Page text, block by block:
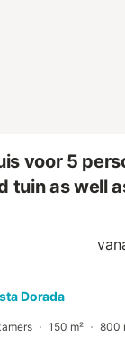
voor 5
tuin as well
Dorada
150 m² 800